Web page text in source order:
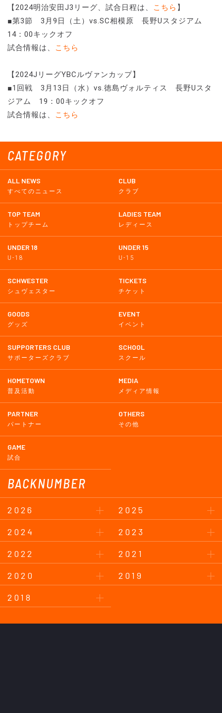
CATEGORY
ALL NEWS
すべてのニュース
CLUB
クラブ
TOP TEAM
トップチーム
LADIES TEAM
レディース
UNDER 18
U-18
UNDER 15
U-15
SCHWESTER
シュヴェスター
TICKETS
チケット
GOODS
グッズ
EVENT
イベント
SUPPORTERS CLUB
サポーターズクラブ
SCHOOL
スクール
HOMETOWN
普及活動
MEDIA
メディア情報
PARTNER
パートナー
OTHERS
その他
GAME
試合
BACKNUMBER
2026
2025
2024
2023
2022
2021
2020
2019
2018
【2024明治安田J3リーグ、試合日程は、 こちら 】
■第3節 3月9日（土）vs.SC相模原 長野Uスタジアム
14：00キックオフ
試合情報は、
こちら
【2024JリーグYBCルヴァンカップ】
■1回戦 3月13日（水）vs.徳島ヴォルティス 長野Uスタ
ジアム 19：00キックオフ
試合情報は、
こちら